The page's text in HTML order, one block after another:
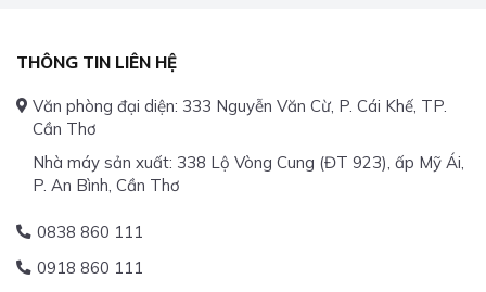
THÔNG TIN LIÊN HỆ
Văn phòng đại diện: 333 Nguyễn Văn Cừ, P. Cái Khế, TP.
Cần Thơ
Nhà máy sản xuất: 338 Lộ Vòng Cung (ĐT 923), ấp Mỹ Ái,
P. An Bình, Cần Thơ
0838 860 111
0918 860 111